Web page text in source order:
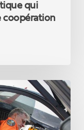
qui
coopération